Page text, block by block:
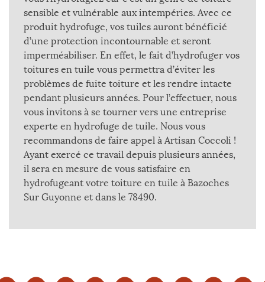
sensible et vulnérable aux intempéries. Avec ce
produit hydrofuge, vos tuiles auront bénéficié
d’une protection incontournable et seront
imperméabiliser. En effet, le fait d’hydrofuger vos
toitures en tuile vous permettra d’éviter les
problèmes de fuite toiture et les rendre intacte
pendant plusieurs années. Pour l’effectuer, nous
vous invitons à se tourner vers une entreprise
experte en hydrofuge de tuile. Nous vous
recommandons de faire appel à Artisan Coccoli !
Ayant exercé ce travail depuis plusieurs années,
il sera en mesure de vous satisfaire en
hydrofugeant votre toiture en tuile à Bazoches
Sur Guyonne et dans le 78490.